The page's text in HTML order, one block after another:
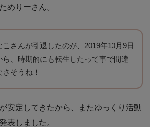
めりーさん。
こさんが引退したのが、2019年10月9日
ら、時期的にも転生したって事で間違
さそうね！
安定してきたから、またゆっくり活動
表しました。